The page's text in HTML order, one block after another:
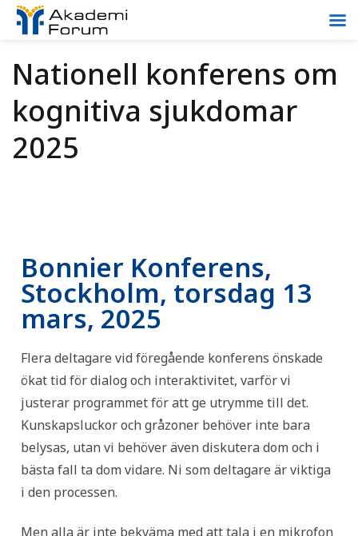
Nationell konferens om
kognitiva sjukdomar
2025
Bonnier Konferens,
Stockholm, torsdag 13
mars, 2025
Flera deltagare vid föregående konferens önskade
ökat tid för dialog och interaktivitet, varför vi
justerar programmet för att ge utrymme till det.
Kunskapsluckor och gråzoner behöver inte bara
belysas, utan vi behöver även diskutera dom och i
bästa fall ta dom vidare. Ni som deltagare är viktiga
i den processen.
Men alla är inte bekväma med att tala i en mikrofon